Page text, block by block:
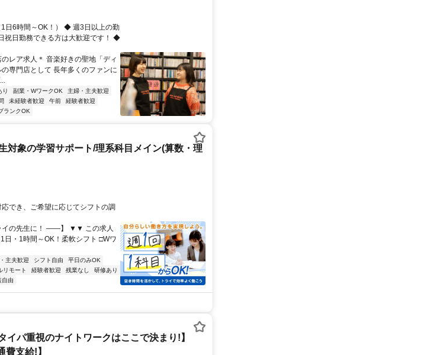
日6時間～OK！） ◆ 週3日以上の勤
祝日勤務できる方は大歓迎です！ ◆
レア求人＊ 音楽好きの聖地「ディ
専門店として 長年多くのファンに
り 副業・WワークOK
主婦・主夫歓迎
未経験者歓迎 午前
経験者歓迎
ランクOK
対象の学習サポート/理系科目メイン(算数・理
でき、ご希望に応じてシフトの調
イの先生に！ ――】 ▼▼ この求人
・1時間～OK！柔軟シフト □Wワ
主夫歓迎 シフト自由
平日のみOK
リモート 経験者歓迎 残業なし
研修あり
自由
パ重視のナイトワークはここで決まり!】
費支給!】